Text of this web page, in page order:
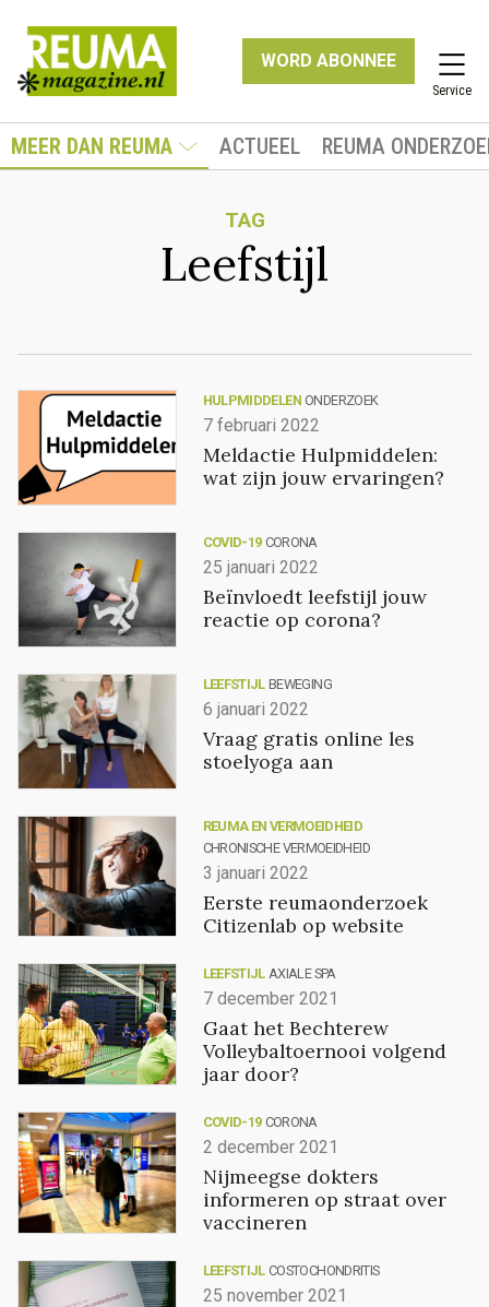
WORD ABONNEE
Service
MEER DAN REUMA ACTUEEL REUMA
TAG
Leefstijl
HULPMIDDELEN ONDERZOEK
7 februari 2022
Meldactie Hulpmiddelen:
wat zijn jouw ervaringen?
COVID-19 CORONA
25 januari 2022
Beïnvloedt leefstijl jouw
reactie op corona?
LEEFSTIJL BEWEGING
6 januari 2022
Vraag gratis online les
stoelyoga aan
REUMA EN VERMOEIDHEID
CHRONISCHE VERMOEIDHEID
3 januari 2022
Eerste reumaonderzoek
Citizenlab op website
LEEFSTIJL AXIALE SPA
7 december 2021
Gaat het Bechterew
Volleybaltoernooi volgend
jaar door?
COVID-19 CORONA
2 december 2021
Nijmeegse dokters
informeren op straat over
vaccineren
LEEFSTIJL COSTOCHONDRITIS
25 november 2021